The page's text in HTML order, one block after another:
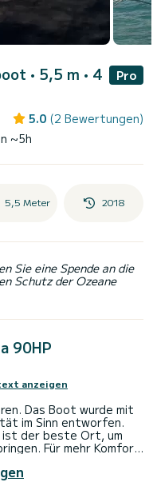
• 5,5 m • 4
Pro
5.0 (2 Bewertungen)
~5h
5,5 Meter 2018
Sie eine Spende an die
Schutz der Ozeane
90HP
anzeigen
Das Boot wurde mit
im Sinn entworfen.
ist der beste Ort, um
Für mehr Komfort
oder Ihnen am
die die Sonne